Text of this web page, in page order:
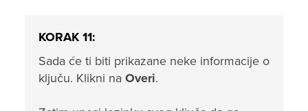
KORAK 11:
Sada će ti biti prikazane neke informacije o
ključu. Klikni na Overi.